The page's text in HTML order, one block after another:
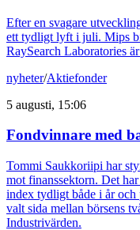
Efter en svagare
ett tydligt lyft i juli. Mips
RaySearch Laboratories
nyheter/Aktiefonder
5 augusti, 15:06
Fondvinnare med
Tommi Saukkoriipi har
mot finanssektorn. Det
index tydligt både i år och
valt sida mellan börsens
Industrivärden.